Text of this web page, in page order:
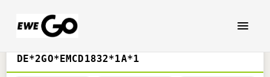
DE*2GO*EMCD1832*1A*1